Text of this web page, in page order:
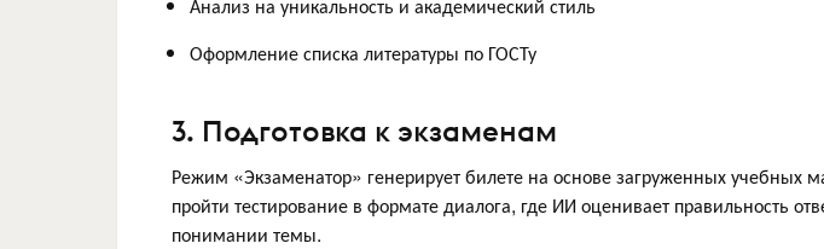
Анализ на уникальность и академический стиль
Оформление списка литературы по ГОСТу
3. Подготовка к экзаменам
Режим «Экзаменатор» генерирует билете на основе загруженных учебных
пройти тестирование в формате диалога, где ИИ оценивает правильность
понимании темы.